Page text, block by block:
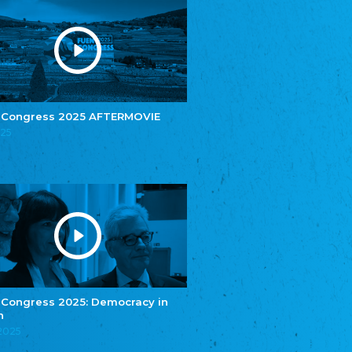
Congress 2025 AFTERMOVIE
Congress 2025: Democracy in
Youth of European Nationalities (YEN)
Youth of European Nationalities (YEN)
Zentralrat der Jenischen in Deutschland
e.V.
Central Council of Yenish in Germany
Zentralrat Deutscher Sinti und Roma
Central Council of German Sinti and Roma
Związek Polaków w Niemczech
Union of Poles in Germany
Bund Deutscher Nordschleswiger (BDN)
Federation of Germans in Northern Schleswig
Grænseforeningen
Danish Border Association
Eestimaa Rahvuste Ühendus
Estonian Union of National Minorities
Eestimaa Valgevenelaste Assotsiatsioon
Estonian Belorusian Association
Estonian German Society